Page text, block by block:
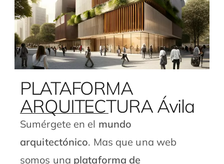
PLATAFORMA
ARQUITECTURA Ávila
Sumérgete en el mundo
arquitectónico. Mas que una web
somos una plataforma de